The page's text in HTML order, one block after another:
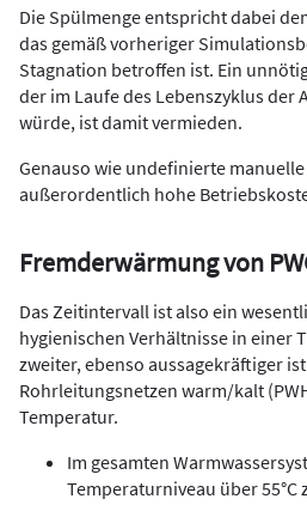
Die Spülmenge entspricht dabei
das gemäß vorheriger
Stagnation betroffen ist. Ein
der im Laufe des Lebenszyklus der
würde, ist damit vermieden.
Genauso wie undefinierte
außerordentlich hohe
Fremderwärmung von
Das Zeitintervall ist also ein
hygienischen Verhältnisse in einer
zweiter, ebenso aussagekräftiger
Rohrleitungsnetzen warm/kalt
Temperatur.
Im gesamten
Temperaturniveau über 55°C